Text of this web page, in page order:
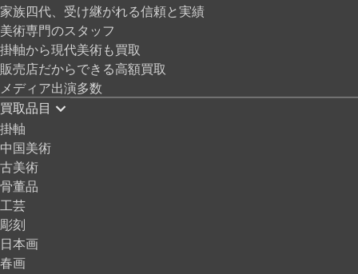
家族四代、受け継がれる信頼と実績
美術専門のスタッフ
掛軸から現代美術も買取
販売店だからできる高額買取
メディア出演多数
買取品目
掛軸
中国美術
古美術
骨董品
工芸
彫刻
日本画
春画